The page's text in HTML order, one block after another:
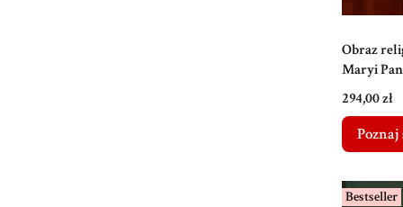
Obraz
Maryi
Cena
294,00 zł
Poznaj
Bestseller